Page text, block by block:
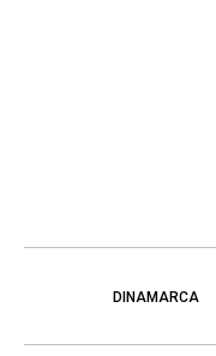
DINAMARCA